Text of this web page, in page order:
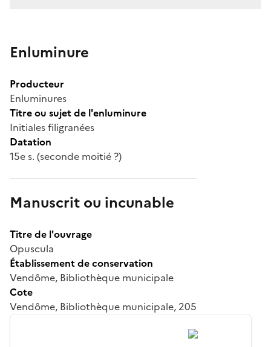
Enluminure
Producteur
Enluminures
Titre ou sujet de l'enluminure
Initiales filigranées
Datation
15e s. (seconde moitié ?)
Manuscrit ou incunable
Titre de l'ouvrage
Opuscula
Établissement de conservation
Vendôme, Bibliothèque municipale
Cote
Vendôme, Bibliothèque municipale, 205